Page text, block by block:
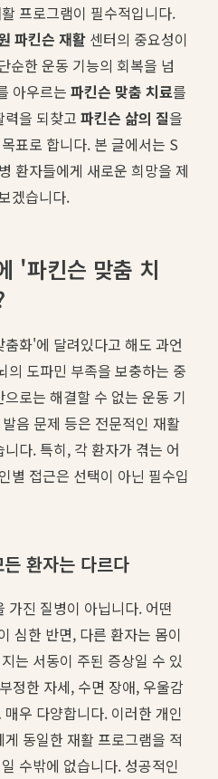
프로그램이 필수적입니다.
파킨슨 재활 센터의 중요성이
순한 운동 기능의 회복을 넘
아우르는 파킨슨 맞춤 치료를
을 되찾고 파킨슨 삶의 질을
표로 합니다. 본 글에서는 S
환자들에게 새로운 희망을 제
겠습니다.
'파킨슨 맞춤 치
화'에 달려있다고 해도 과언
의 도파민 부족을 보충하는 중
로는 해결할 수 없는 운동 기
음 문제 등은 전문적인 재활
다. 특히, 각 환자가 겪는 어
별 접근은 선택이 아닌 필수입
환자는 다르다
진 질병이 아닙니다. 어떤
심한 반면, 다른 환자는 몸이
는 서동이 주된 증상일 수 있
정한 자세, 수면 장애, 우울감
우 다양합니다. 이러한 개인
동일한 재활 프로그램을 적
수밖에 없습니다. 성공적인